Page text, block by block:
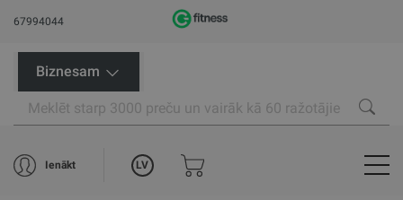
67994044
Biznesam
Ienākt LV